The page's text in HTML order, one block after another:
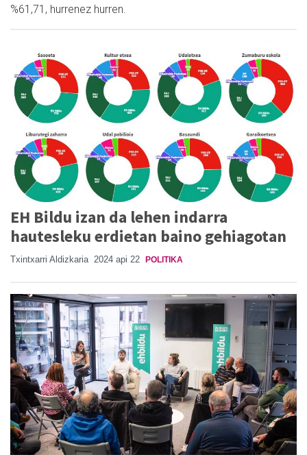
%61,71, hurrenez hurren.
EH Bildu izan da lehen indarra
hautesleku erdietan baino gehiagotan
Txintxarri Aldizkaria 2024 api 22 POLITIKA